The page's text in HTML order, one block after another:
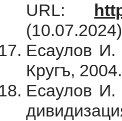
URL:
Есаулов И.
Кругъ,
Есаулов И.